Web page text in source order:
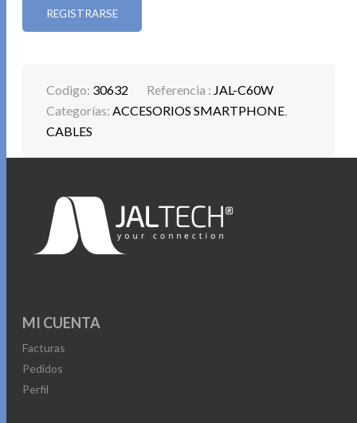
REGISTRARSE
Codigo: 30632 Referencia : JAL-C60W
Categorías:ACCESORIOS SMARTPHONE,
CABLES
MI CUENTA
Facturas
Pedidos
Perfil